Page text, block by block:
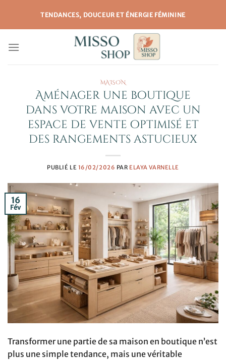
contenu
TENDANCES, DOUCEUR ET ÉNERGIE FÉMININE
MAISON
Aménager une boutique
dans votre maison avec un
espace de vente optimisé et
des rangements astucieux
PUBLIÉ LE 16/02/2026 PAR ELAYA VARNELLE
16
Fév
Transformer une partie de sa maison en boutique n’est
plus une simple tendance, mais une véritable